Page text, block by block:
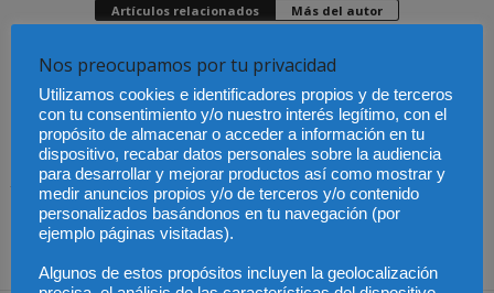
Artículos relacionados Más del autor
El Tribunal Superior de
Justicia dictamina que
las VTCs también
pueden estar en
módulos
Nuevo revés al
Santanter por las
acciones del Popular
El “caso Thermomix” y la
delgada línea que
separa el plagio de la
copia
Nos preocupamos por tu privacidad
Utilizamos cookies e identificadores propios y de terceros
con tu consentimiento y/o nuestro interés legítimo, con el
propósito de almacenar o acceder a información en tu
dispositivo, recabar datos personales sobre la audiencia
para desarrollar y mejorar productos así como mostrar y
medir anuncios propios y/o de terceros y/o contenido
personalizados basándonos en tu navegación (por
ejemplo páginas visitadas).
Algunos de estos propósitos incluyen la geolocalización